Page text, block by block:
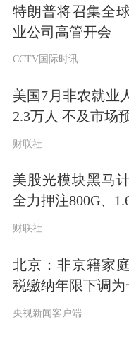
到，截至2017
展开了极为活
了122只股票(
牛妹注意到，
中，包含大量
就有大名鼎鼎
逊(Amazon)、
而此次索罗斯
滋国际
特朗普将召集全
业公司高管开会
CCTV国际时讯
美国7月非农就业
2.3万人 不及市场
财联社
美股光模块黑马
全力押注800G、
财联社
北京：非京籍家
税缴纳年限下调为
央视新闻客户端